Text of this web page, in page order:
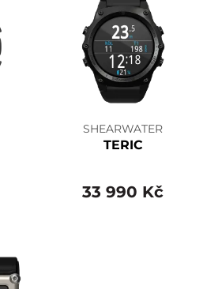
SHEARWATER
TERIC
33 990 Kč